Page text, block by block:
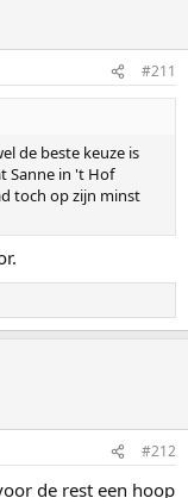
#211
de beste keuze is
Sanne in 't Hof
toch op zijn minst
#212
de rest een hoop